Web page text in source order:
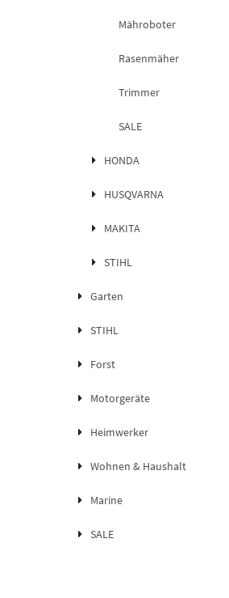
Mähroboter
Rasenmäher
Trimmer
SALE
HONDA
HUSQVARNA
MAKITA
STIHL
Garten
STIHL
Forst
Motorgeräte
Heimwerker
Wohnen & Haushalt
Marine
SALE